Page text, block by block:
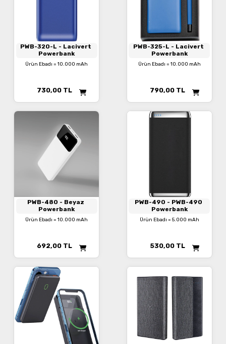
PWB-320-L - Lacivert
Powerbank
Ürün Ebadı = 10.000 mAh
730,00 TL
PWB-325-L - Lacivert
Powerbank
Ürün Ebadı = 10.000 mAh
790,00 TL
PWB-480 - Beyaz
Powerbank
Ürün Ebadı = 10.000 mAh
692,00 TL
PWB-490 - PWB-490
Powerbank
Ürün Ebadı = 5.000 mAh
530,00 TL